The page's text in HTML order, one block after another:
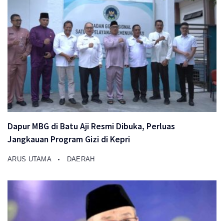
Dapur MBG di Batu Aji Resmi Dibuka, Perluas
Jangkauan Program Gizi di Kepri
ARUS UTAMA DAERAH